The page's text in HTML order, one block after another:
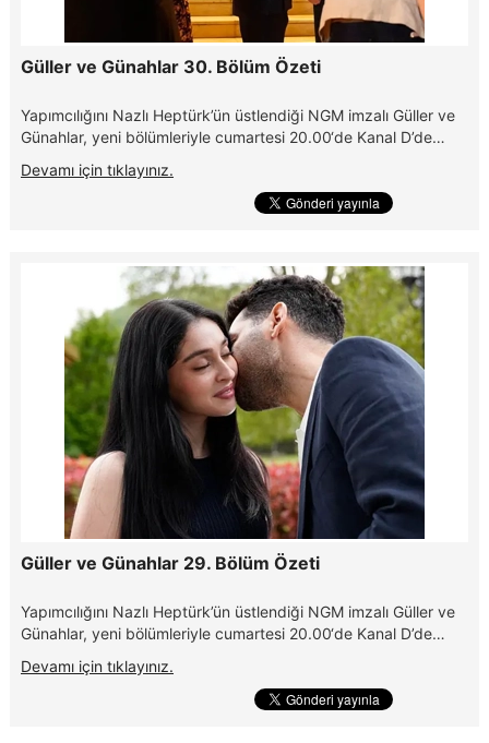
Güller ve Günahlar 30. Bölüm Özeti
Yapımcılığını Nazlı Heptürk’ün üstlendiği NGM imzalı Güller ve
Günahlar, yeni bölümleriyle cumartesi 20.00‘de Kanal D’de…
Devamı için tıklayınız.
Güller ve Günahlar 29. Bölüm Özeti
Yapımcılığını Nazlı Heptürk’ün üstlendiği NGM imzalı Güller ve
Günahlar, yeni bölümleriyle cumartesi 20.00‘de Kanal D’de…
Devamı için tıklayınız.